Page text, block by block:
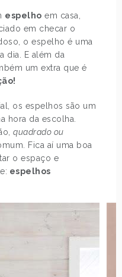
espelho em casa,
em checar o
o espelho é uma
dia. E além da
um extra que é
os espelhos são um
hora da escolha.
quadrado ou
Fica aí uma boa
o espaço e
espelhos
POST
DE BLOGUEIRA: LIZ
CHERKASOVA